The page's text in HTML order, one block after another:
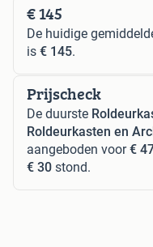
€ 145
De huidige
is € 145.
Prijscheck
De duurste
Roldeurkasten en
aangeboden voor€
€ 30 stond.